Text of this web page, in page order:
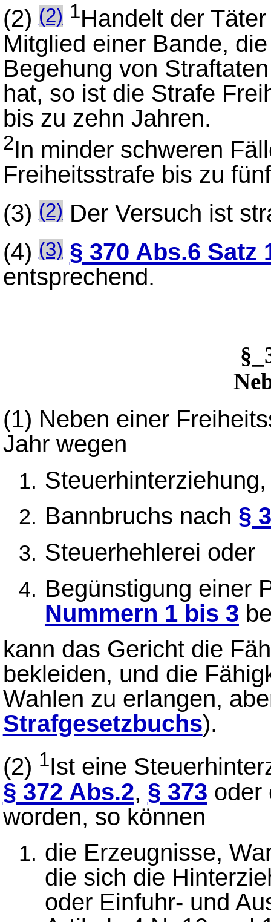
(2)(2) 1Handelt der
Mitglied einer Bande,
Begehung von
hat, so ist die Strafe
bis zu zehn Jahren.
2In minder schweren
Freiheitsstrafe bis zu
(3)(2) Der Versuch ist
(4)(3) § 370 Abs.6 Satz
entsprechend.
(1) Neben einer
Jahr wegen
Steuerhinterziehung,
Bannbruchs nach §
Steuerhehlerei oder
Begünstigung einer
Nummern 1 bis 3
kann das Gericht die
bekleiden, und die
Wahlen zu erlangen,
Strafgesetzbuchs).
(2) 1Ist eine
§ 372 Abs.2, § 373 oder
worden, so können
die Erzeugnisse,
die sich die
oder Einfuhr- und